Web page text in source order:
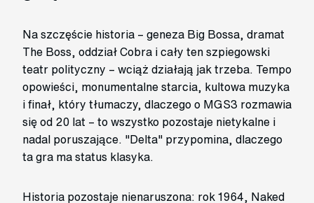
Na szczęście historia – geneza Big Bossa, dramat
The Boss, oddział Cobra i cały ten szpiegowski
teatr polityczny – wciąż działają jak trzeba. Tempo
opowieści, monumentalne starcia, kultowa muzyka
i finał, który tłumaczy, dlaczego o MGS3 rozmawia
się od 20 lat – to wszystko pozostaje nietykalne i
nadal poruszające. "Delta" przypomina, dlaczego
ta gra ma status klasyka.
Historia pozostaje nienaruszona: rok 1964, Naked